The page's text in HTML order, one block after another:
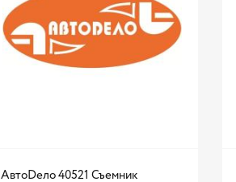
АвтоDело 40521 Съемник